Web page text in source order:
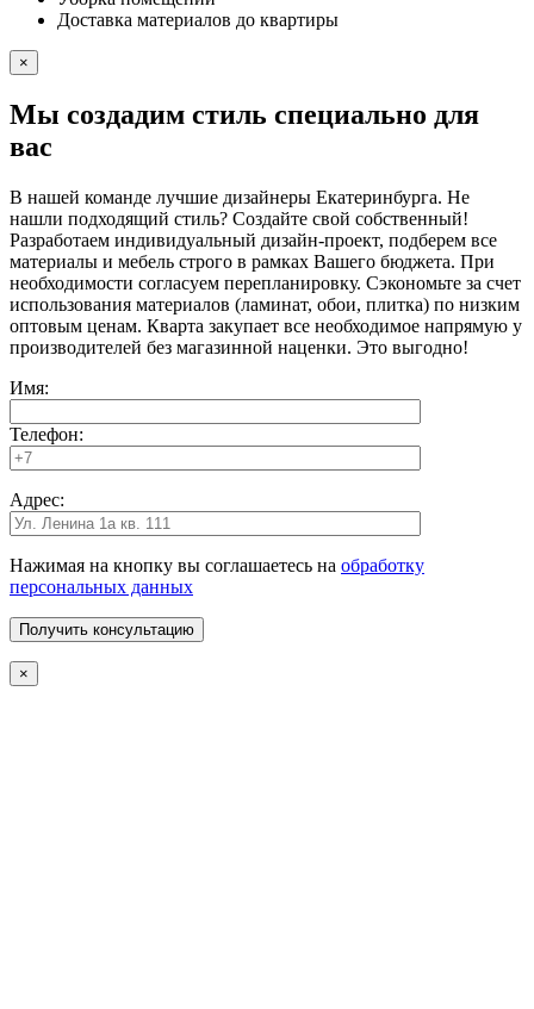
Доставка материалов до квартиры
×
Мы создадим стиль специально для
вас
В нашей команде лучшие дизайнеры Екатеринбурга. Не
нашли подходящий стиль? Создайте свой собственный!
Разработаем индивидуальный дизайн-проект, подберем все
материалы и мебель строго в рамках Вашего бюджета. При
необходимости согласуем перепланировку. Сэкономьте за счет
использования материалов (ламинат, обои, плитка) по низким
оптовым ценам. Кварта закупает все необходимое напрямую у
производителей без магазинной наценки. Это выгодно!
Имя:
Телефон:
Адрес:
Нажимая на кнопку вы соглашаетесь на обработку
персональных данных
×